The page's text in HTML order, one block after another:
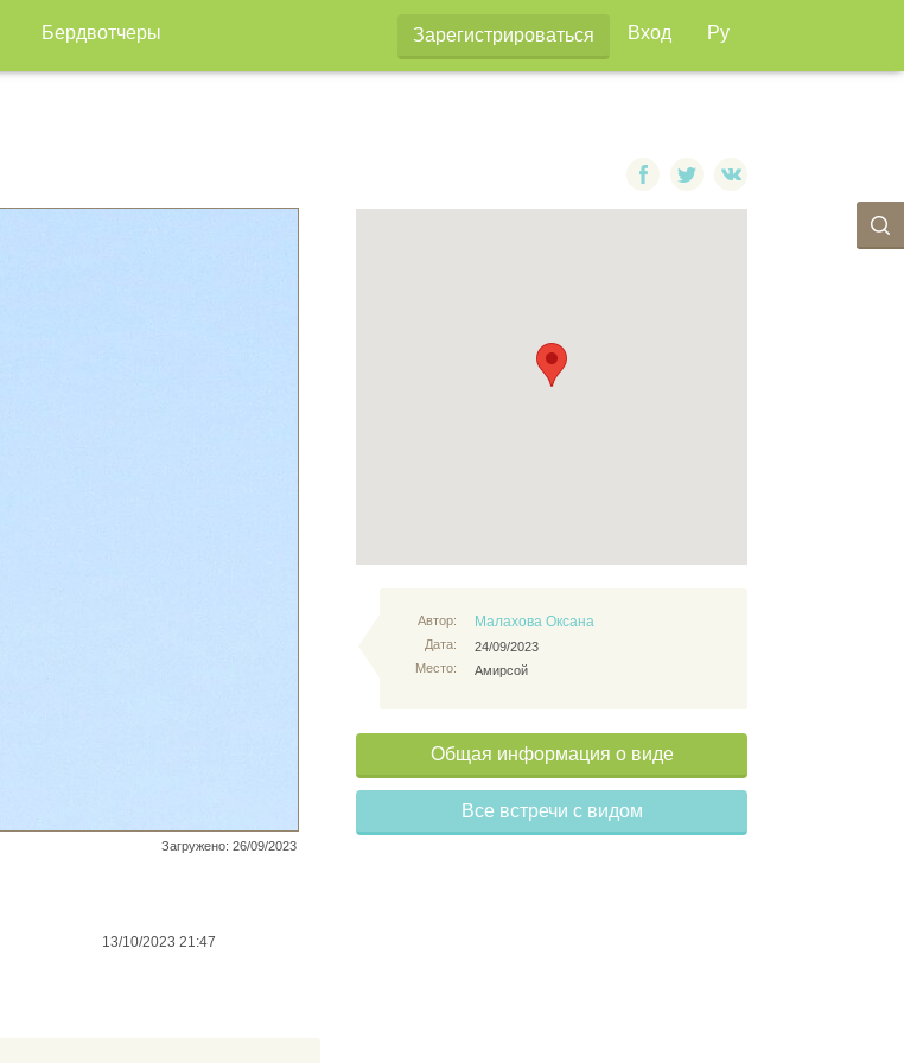
Бердвотчеры Зарегистрироваться Вход Ру
Загружено: 26/09/2023
Автор:
Дата:
Место:
Малахова Оксана
24/09/2023
Амирсой
Общая информация о виде
Все встречи с видом
13/10/2023 21:47